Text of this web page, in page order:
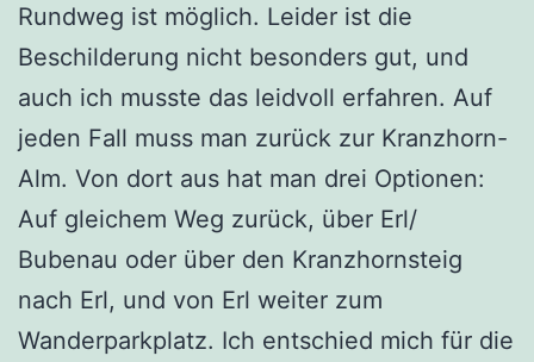
Rundweg ist möglich. Leider ist die
Beschilderung nicht besonders gut, und
auch ich musste das leidvoll erfahren. Auf
jeden Fall muss man zurück zur Kranzhorn-
Alm. Von dort aus hat man drei Optionen:
Auf gleichem Weg zurück, über Erl/
Bubenau oder über den Kranzhornsteig
nach Erl, und von Erl weiter zum
Wanderparkplatz. Ich entschied mich für die